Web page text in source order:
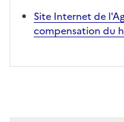
Site Internet de
compensation du